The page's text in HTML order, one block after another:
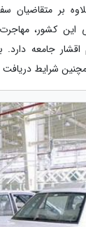
بر متقاضیان
کشور،
اقشار جامعه
شرایط دریافت